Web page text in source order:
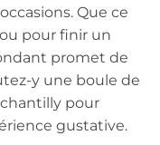
Que ce
pour finir un
promet de
y une boule de
pour
gustative.